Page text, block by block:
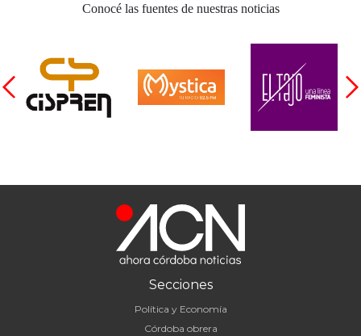
Conocé las fuentes de nuestras noticias
Secciones
Política y Economía
Córdoba obrera